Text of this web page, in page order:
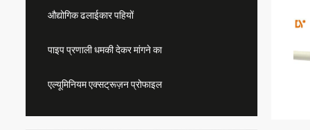
औद्योगिक ढलाईकार पहियों
पाइप प्रणाली धमकी देकर मांगने का
एल्यूमिनियम एक्सट्रूज़न प्रोफाइल